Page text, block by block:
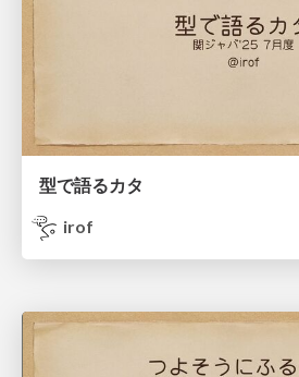
型で語るカタ
irof